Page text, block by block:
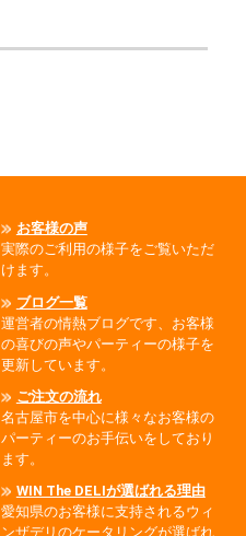
お客様の声
実際のご利用の様子をご覧いただ
けます。
ブログ一覧
運営者の情熱ブログです、お客様
の喜びの声やパーティーの様子を
更新しています。
ご注文の流れ
名古屋市を中心に様々なお客様の
パーティーのお手伝いをしており
ます。
WIN The DELIが選ばれる理由
愛知県のお客様に支持されるウィ
ンザデリのケータリングが選ばれ